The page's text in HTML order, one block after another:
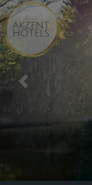
Previous